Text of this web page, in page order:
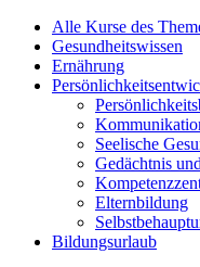
Alle Kurse des
Gesundheitswissen
Ernährung
Seelische
Gedächtnis
Elternbildung
Bildungsurlaub